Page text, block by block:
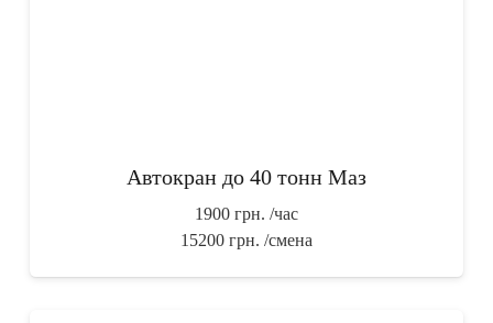
Автокран до 40 тонн Маз
1900 грн. /час
15200 грн. /смена